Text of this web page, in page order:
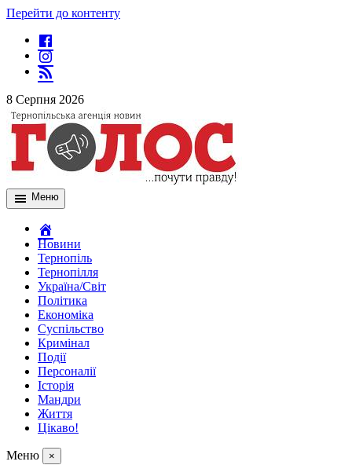
Перейти до контенту
8 Серпня 2026
Меню
Новини
Тернопіль
Тернопілля
Україна/Світ
Політика
Економіка
Суспільство
Кримінал
Події
Персоналії
Історія
Мандри
Життя
Цікаво!
Меню ×